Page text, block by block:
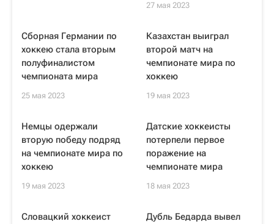
27 мая 2023
Сборная Германии по
хоккею стала вторым
полуфиналистом
чемпионата мира
25 мая 2023
Казахстан выиграл
второй матч на
чемпионате мира по
хоккею
19 мая 2023
Немцы одержали
вторую победу подряд
на чемпионате мира по
хоккею
19 мая 2023
Датские хоккеисты
потерпели первое
поражение на
чемпионате мира
18 мая 2023
Словацкий хоккеист
Дубль Бедарда вывел